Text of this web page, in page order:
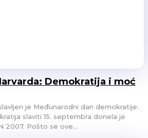
Demokratija i moć
je Međunarodni dan demokratije.
slaviti 15. septembra donela je
Generalna skupština UN 2007. Pošto se ove...